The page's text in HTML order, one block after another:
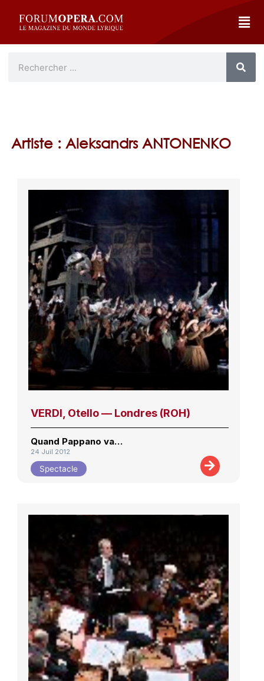
Artiste : Aleksandrs ANTONENKO
VERDI, Otello — Londres (ROH)
Quand Pappano va…
24 Juil 2012
Spectacle